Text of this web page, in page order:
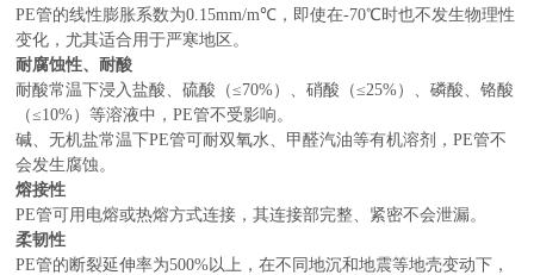
PE管的线性膨胀系数为0.15mm/m℃，即使在-70℃时也不发生物理性
变化，尤其适合用于严寒地区。
耐腐蚀性、耐酸
耐酸常温下浸入盐酸、硫酸（≤70%）、硝酸（≤25%）、磷酸、铬酸
（≤10%）等溶液中，PE管不受影响。
碱、无机盐常温下PE管可耐双氧水、甲醛汽油等有机溶剂，PE管不
会发生腐蚀。
熔接性
PE管可用电熔或热熔方式连接，其连接部完整、紧密不会泄漏。
柔韧性
PE管的断裂延伸率为500%以上，在不同地沉和地震等地壳变动下，